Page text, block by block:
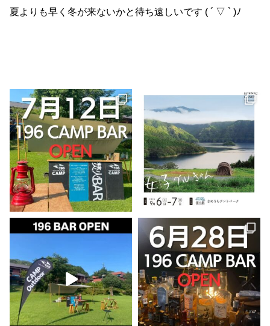
夏よりも早く冬が来ないかと待ち遠しいです ( ´ ▽ ` )ﾉ